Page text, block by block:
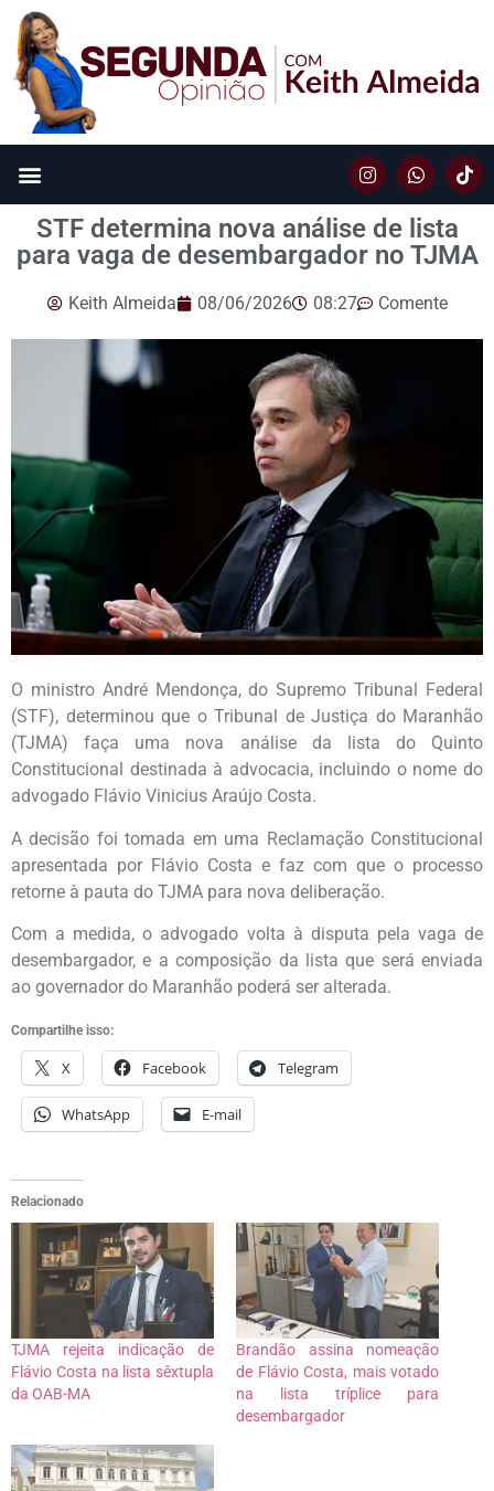
STF determina nova análise de lista
para vaga de desembargador no TJMA
Keith Almeida 08/06/2026 08:27 Comente
O ministro André Mendonça, do Supremo Tribunal Federal
(STF), determinou que o Tribunal de Justiça do Maranhão
(TJMA) faça uma nova análise da lista do Quinto
Constitucional destinada à advocacia, incluindo o nome do
advogado Flávio Vinicius Araújo Costa.
A decisão foi tomada em uma Reclamação Constitucional
apresentada por Flávio Costa e faz com que o processo
retorne à pauta do TJMA para nova deliberação.
Com a medida, o advogado volta à disputa pela vaga de
desembargador, e a composição da lista que será enviada
ao governador do Maranhão poderá ser alterada.
Compartilhe isso:
X Facebook Telegram
WhatsApp E-mail
Relacionado
TJMA rejeita indicação de
Flávio Costa na lista sêxtupla
da OAB-MA
Brandão assina nomeação
de Flávio Costa, mais votado
na lista tríplice para
desembargador